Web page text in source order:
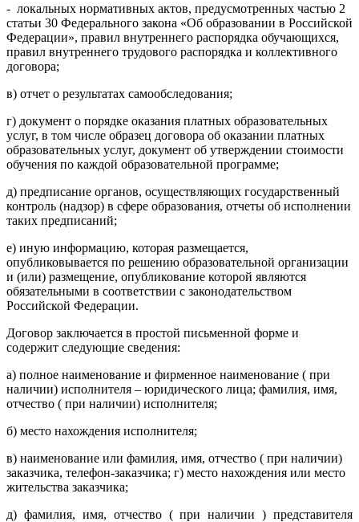
- локальных нормативных актов, предусмотренных частью 2
статьи 30 Федерального закона «Об образовании в Российской
Федерации», правил внутреннего распорядка обучающихся,
правил внутреннего трудового распорядка и коллективного
договора;
в) отчет о результатах самообследования;
г) документ о порядке оказания платных образовательных
услуг, в том числе образец договора об оказании платных
образовательных услуг, документ об утверждении стоимости
обучения по каждой образовательной программе;
д) предписание органов, осуществляющих государственный
контроль (надзор) в сфере образования, отчеты об исполнении
таких предписаний;
е) иную информацию, которая размещается,
опубликовывается по решению образовательной организации
и (или) размещение, опубликование которой являются
обязательными в соответствии с законодательством
Российской Федерации.
Договор заключается в простой письменной форме и
содержит следующие сведения:
а) полное наименование и фирменное наименование ( при
наличии) исполнителя – юридического лица; фамилия, имя,
отчество ( при наличии) исполнителя;
б) место нахождения исполнителя;
в) наименование или фамилия, имя, отчество ( при наличии)
заказчика, телефон-заказчика; г) место нахождения или место
жительства заказчика;
д) фамилия, имя, отчество ( при наличии ) представителя